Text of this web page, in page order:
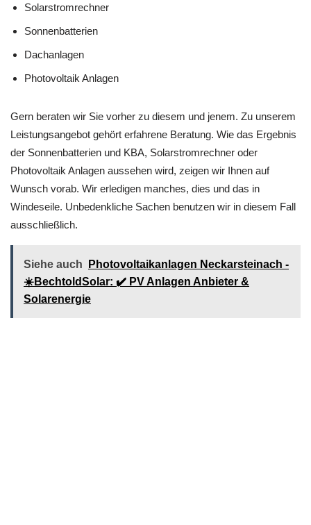
Solarstromrechner
Sonnenbatterien
Dachanlagen
Photovoltaik Anlagen
Gern beraten wir Sie vorher zu diesem und jenem. Zu unserem
Leistungsangebot gehört erfahrene Beratung. Wie das Ergebnis
der Sonnenbatterien und KBA, Solarstromrechner oder
Photovoltaik Anlagen aussehen wird, zeigen wir Ihnen auf
Wunsch vorab. Wir erledigen manches, dies und das in
Windeseile. Unbedenkliche Sachen benutzen wir in diesem Fall
ausschließlich.
Siehe auch
Photovoltaikanlagen Neckarsteinach -
☀️BechtoldSolar: ✔️ PV Anlagen Anbieter &
Solarenergie